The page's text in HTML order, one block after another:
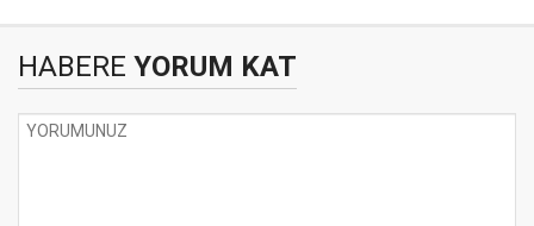
HABERE YORUM KAT